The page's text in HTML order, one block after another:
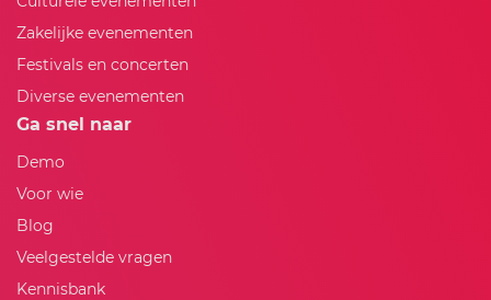
Zakelijke evenementen
Festivals en concerten
Diverse evenementen
Ga snel naar
Demo
Voor wie
Blog
Veelgestelde vragen
Kennisbank